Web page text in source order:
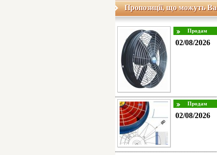
Пропозиції, що можуть
02/08/2026
02/08/2026